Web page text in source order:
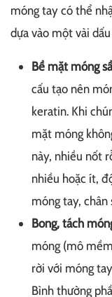
móng tay có thể
dựa vào một vài
Bề mặt móng
cấu tạo nên
keratin. Khi
mặt móng
này, nhiều nốt
nhiều hoặc ít,
móng tay, chân
Bong, tách
móng (mô
rời với móng
Bình thường